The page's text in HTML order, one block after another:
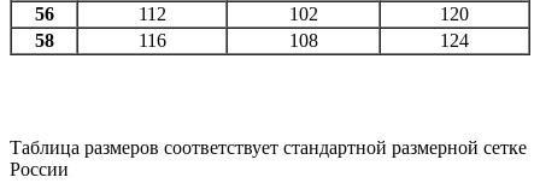
56
112 102
120
58
116 108 124
Таблица размеров соответствует стандартной размерной сетке
России